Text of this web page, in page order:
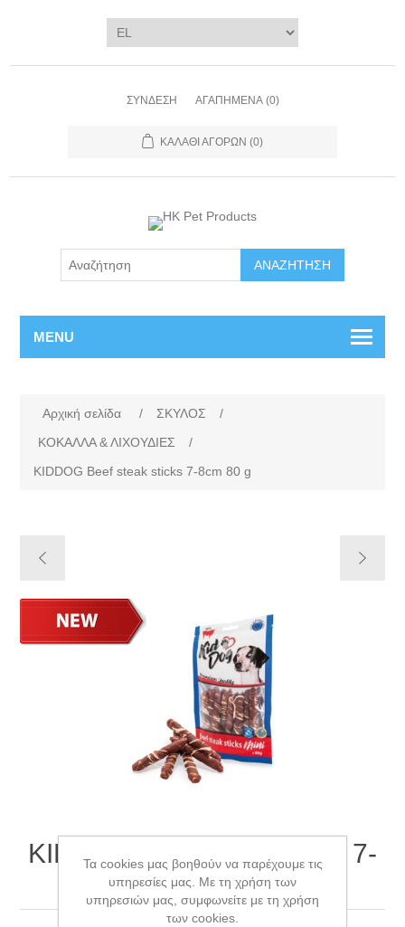
ΣΎΝΔΕΣΗ ΑΓΑΠΗΜΈΝΑ (0)
ΚΑΛΆΘΙ ΑΓΟΡΏΝ (0)
ΑΝΑΖΉΤΗΣΗ
MENU
Αρχική σελίδα / ΣΚΥΛΟΣ
/
ΚΟΚΑΛΛΑ & ΛΙΧΟΥΔΙΕΣ
/
KIDDOG Beef steak sticks 7-8cm 80 g
KIDDOG Beef steak sticks 7-
8cm 80 g
Τα cookies μας βοηθούν να παρέχουμε τις
υπηρεσίες μας. Με τη χρήση των
υπηρεσιών μας, συμφωνείτε με τη χρήση
των cookies.